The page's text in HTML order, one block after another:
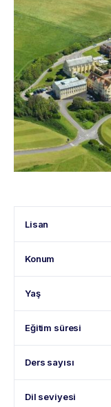
Lisan
Konum
Yaş
Eğitim süresi
Ders sayısı
Dil seviyesi